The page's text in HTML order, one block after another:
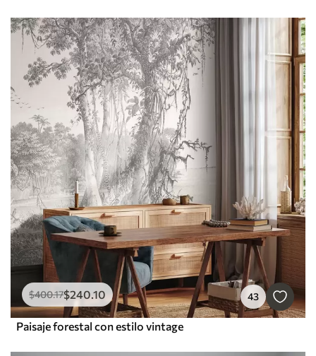
$400.17$240 .10 43
Paisaje forestal con estilo vintage